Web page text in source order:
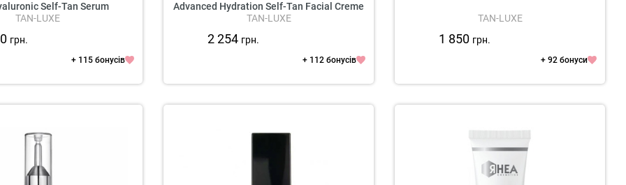
Self-Tan Serum
TAN-LUXE
грн.
+ 115 бонусів
Advanced Hydration Self-Tan Facial Crеme
TAN-LUXE
2 254 грн.
+ 112 бонусів
TAN-LUXE
1 850 грн.
+ 92 бонуси